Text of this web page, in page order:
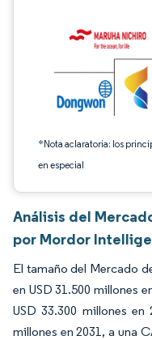
*Nota aclaratoria: los
en especial
Análisis del
por Mordor
El tamaño del Mercado
en USD 31.500 millones
USD 33.300 millones en
millones en 2031, a una